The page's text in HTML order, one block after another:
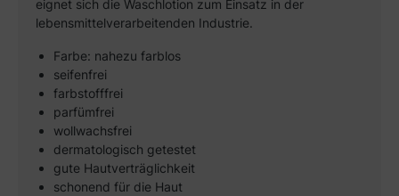
eignet sich die Waschlotion zum Einsatz in der
lebensmittelverarbeitenden Industrie.
Farbe: nahezu farblos
seifenfrei
farbstofffrei
parfümfrei
wollwachsfrei
dermatologisch getestet
gute Hautverträglichkeit
schonend für die Haut